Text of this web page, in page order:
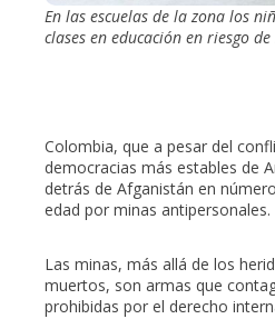
En las escuelas de la zona los
clases en educación en riesgo de
Colombia, que a pesar del
democracias más estables de
detrás de Afganistán en
edad por minas antipersonales.
Las minas, más allá de los
muertos, son armas que
prohibidas por el derecho